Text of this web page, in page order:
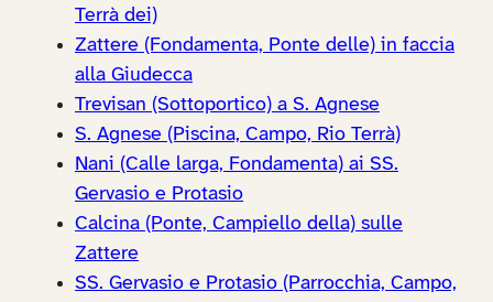
Terrà dei)
Zattere (Fondamenta, Ponte delle) in faccia
alla Giudecca
Trevisan (Sottoportico) a S. Agnese
S. Agnese (Piscina, Campo, Rio Terrà)
Nani (Calle larga, Fondamenta) ai SS.
Gervasio e Protasio
Calcina (Ponte, Campiello della) sulle
Zattere
SS. Gervasio e Protasio (Parrocchia, Campo,